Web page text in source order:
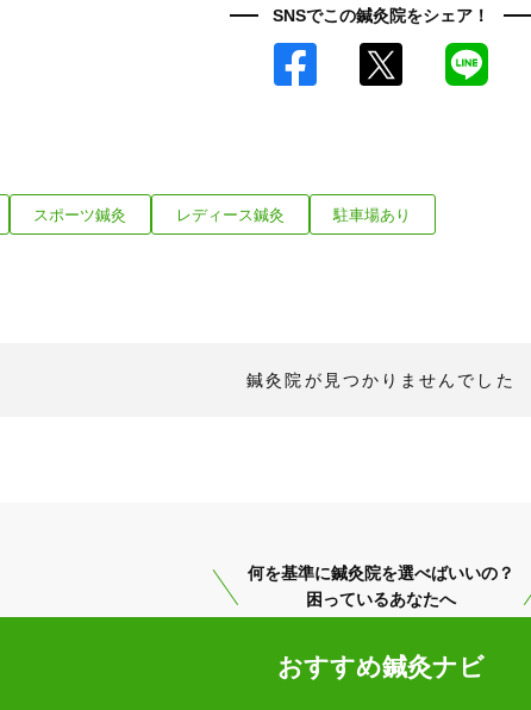
SNSでこの鍼灸院をシェア！
Facebook
スポーツ鍼灸 レディース鍼灸 駐車場あり
鍼灸院が見つかりませんでした
何を基準に鍼灸院を選べばいいの？
困っているあなたへ
おすすめ鍼灸ナビ